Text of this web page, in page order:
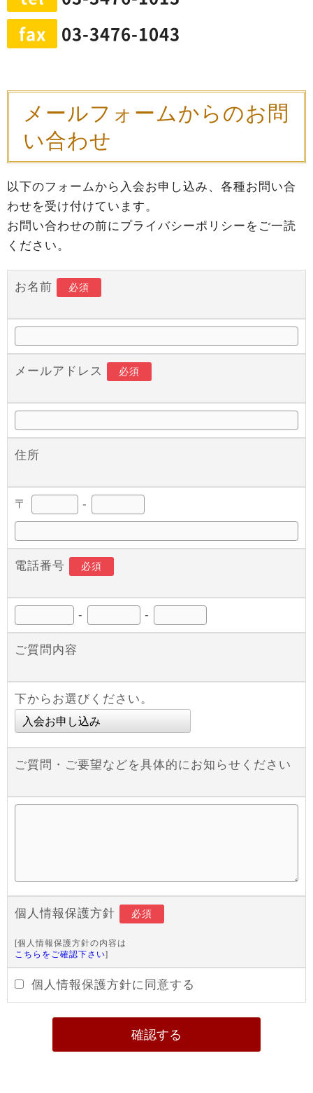
fax
03-3476-1043
メールフォームからのお問
い合わせ
以下のフォームから入会お申し込み、各種お問い合
わせを受け付けています。
お問い合わせの前にプライバシーポリシーをご一読
ください。
お名前 必須
メールアドレス 必須
住所
〒 -
電話番号 必須
- -
ご質問内容
下からお選びください。
ご質問・ご要望などを具体的にお知らせください
個人情報保護方針 必須
[個人情報保護方針の内容は
こちらをご確認下さい]
個人情報保護方針に同意する